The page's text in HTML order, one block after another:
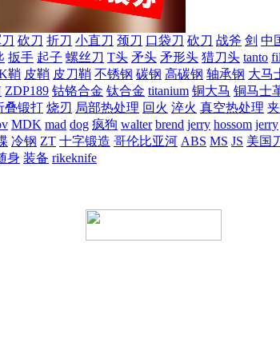
砍刀 折刀 小直刀 颈刀 口袋刀 砍刀 战斧 剑 中
扳手 起子 螺丝刀 T头 矛头 矛形头 猎刀头 tanto
鞘 皮鞘 皮刀鞘 不锈钢 碳钢 高碳钢 轴承钢 大马
ZDP189 钴铬合金 钛合金 titanium 铜大马 铜马士
叠锻打 烧刃 局部热处理 回火 淬火 真空热处理
MDK mad dog 疯狗 walter brend jerry hossom jerry
冷钢 ZT 十字锻造 哥伦比亚河 ABS MS JS 美国
身 装备 rikeknife